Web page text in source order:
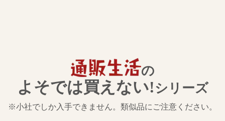
の
よそでは買えない!シリーズ
※小社でしか入手できません。類似品にご注意ください。